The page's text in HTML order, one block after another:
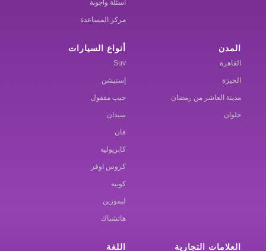
أسئلة وأجوبة
مركز المساعدة
المدن
القاهرة
الجيزة
مدينة العاشر من رمضان
حلوان
أنواع السيارات
Suv
إستيشن
جيب مقفول
سيدان
فان
كابريوليه
كروس اوفر
كوبيه
ليموزين
هاتشباك
العلامات التجارية اللغة